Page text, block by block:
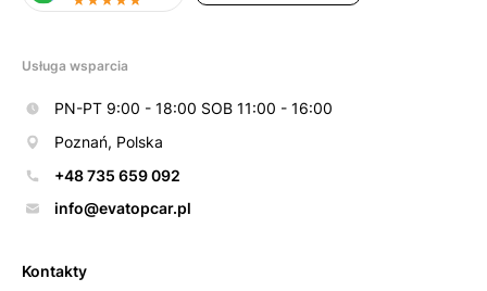
Usługa wsparcia
PN-PT 9:00 - 18:00 SOB 11:00 - 16:00
Poznań, Polska
+48 735 659 092
info@evatopcar.pl
Kontakty